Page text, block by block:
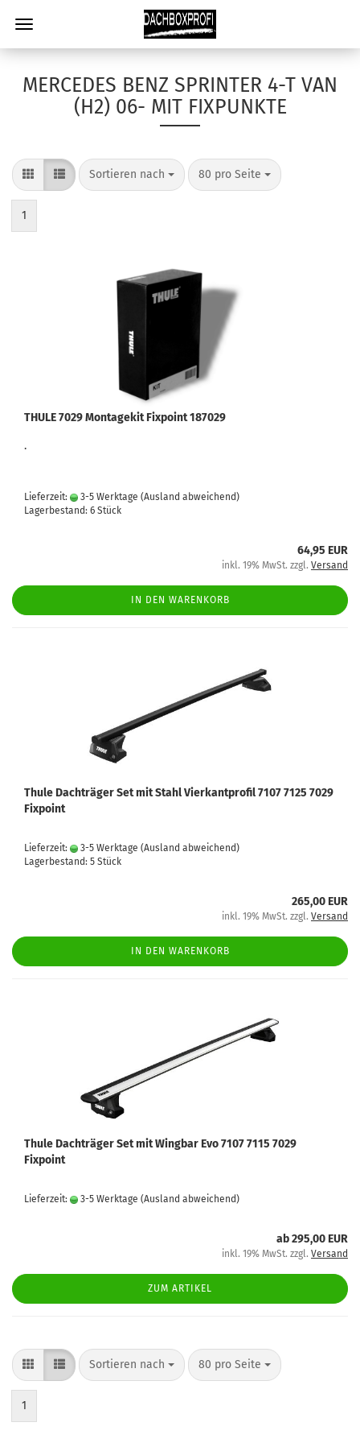
MERCEDES BENZ SPRINTER 4-T VAN
(H2) 06- MIT FIXPUNKTE
Sortieren nach 80 pro Seite
1
THULE 7029 Montagekit Fixpoint 187029
.
Lieferzeit: 3-5 Werktage (Ausland abweichend)
Lagerbestand: 6 Stück
64,95 EUR
inkl. 19% MwSt. zzgl. Versand
IN DEN WARENKORB
Thule Dachträger Set mit Stahl Vierkantprofil 7107 7125 7029
Fixpoint
Lieferzeit: 3-5 Werktage (Ausland abweichend)
Lagerbestand: 5 Stück
265,00 EUR
inkl. 19% MwSt. zzgl. Versand
IN DEN WARENKORB
Thule Dachträger Set mit Wingbar Evo 7107 7115 7029
Fixpoint
Lieferzeit: 3-5 Werktage (Ausland abweichend)
ab 295,00 EUR
inkl. 19% MwSt. zzgl. Versand
ZUM ARTIKEL
Sortieren nach 80 pro Seite
1